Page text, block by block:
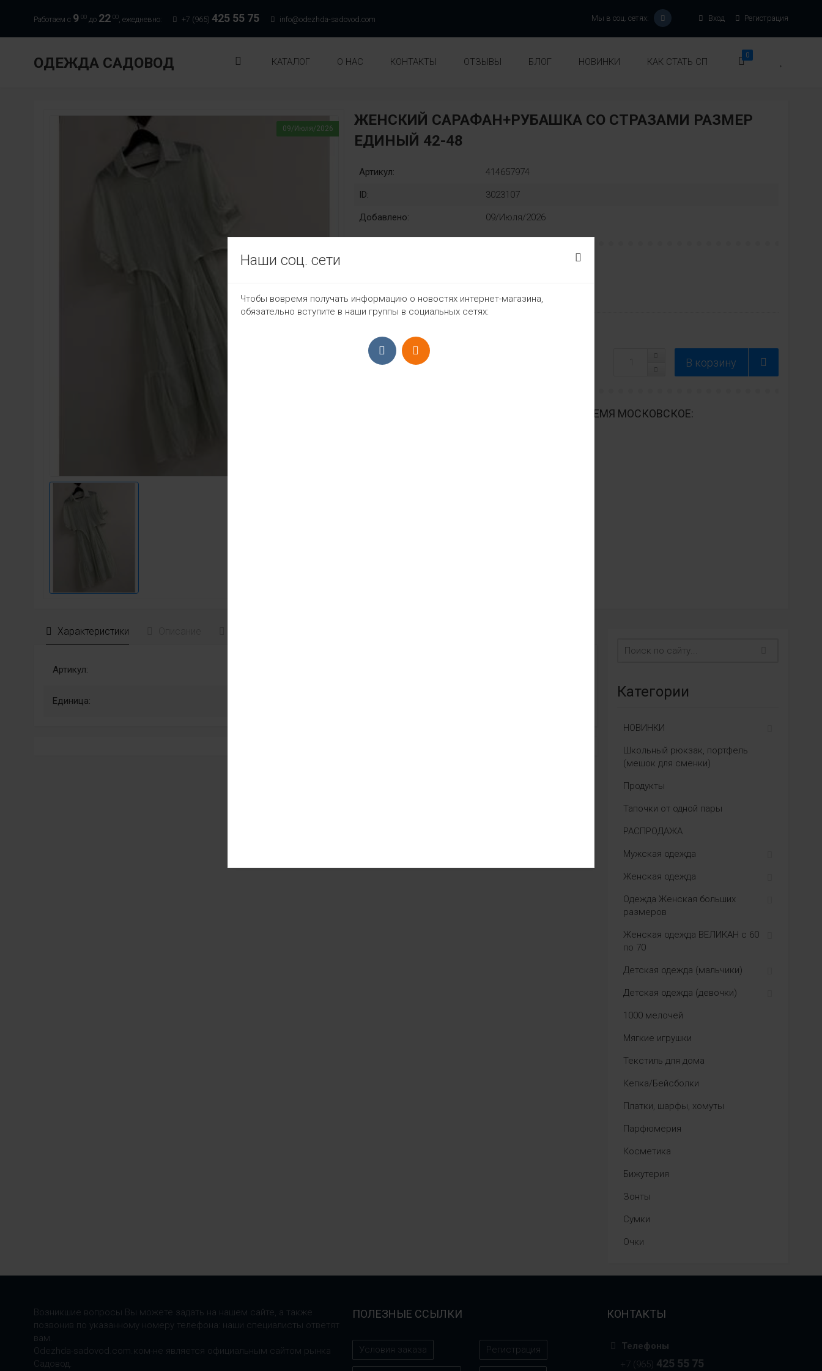
Работаем с 9 00 до 22 00, ежедневно: +7 (965) 425 55 75 info@odezhda-sadovod.com Вход Регистрация
Мы в соц. сетях:
ОДЕЖДА САДОВОД КАТАЛОГ О НАС КОНТАКТЫ ОТЗЫВЫ БЛОГ НОВИНКИ КАК СТАТЬ СП
0
09/Июля/2026
ЖЕНСКИЙ САРАФАН+РУБАШКА СО СТРАЗАМИ РАЗМЕР
ЕДИНЫЙ 42-48
Артикул: 414657974
ID: 3023107
Добавлено: 09/Июля/2026
1995₽
ПРИЁМ ЗАКАЗОВ С 9:00-22:00, ЕЖЕДНЕВНО ВРЕМЯ МОСКОВСКОЕ:
Характеристики
Артикул:
Единица:
Категории
НОВИНКИ
Школьный рюкзак, портфель
(мешок для сменки)
Продукты
Тапочки от одной пары
РАСПРОДАЖА
Мужская одежда
Женская одежда
Одежда Женская больших
размеров
Женская одежда ВЕЛИКАН с 60
по 70
Детская одежда (мальчики)
Детская одежда (девочки)
1000 мелочей
Мягкие игрушки
Текстиль для дома
Кепка/Бейсболки
Платки, шарфы, хомуты
Парфюмерия
Косметика
Бижутерия
Зонты
Сумки
Очки
Возникшие вопросы Вы можете задать на нашем сайте, а также
позвонив по указанному номеру телефона: наши специалисты ответят
вам.
Odezhda-sadovod.com.ком-не является официальным сайтом рынка
Садовод.
ПОЛЕЗНЫЕ ССЫЛКИ
Условия заказа Регистрация
КОНТАКТЫ
Телефоны
+7 (965) 425 55 75
Наши соц. сети
Чтобы вовремя получать информацию о новостях интернет-магазина,
обязательно вступите в наши группы в социальных сетях: